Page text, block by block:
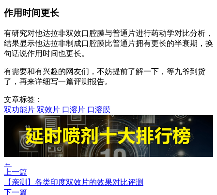
作用时间更长
有研究对他达拉非双效口腔膜与普通片进行药动学对比分析，
结果显示他达拉非制成口腔膜比普通片拥有更长的半衰期，换
句话说作用时间也更长。
有需要和有兴趣的网友们，不妨提前了解一下，等九爷到货
了，再来详细写一篇评测报告。
文章标签：
双功能片 双效片 口溶片 口溶膜
←
上一篇
【亲测】各类印度双效片的效果对比评测
下一篇